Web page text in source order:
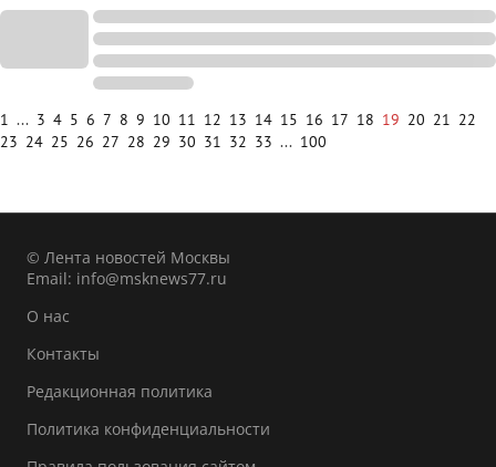
1 ... 3 4 5 6 7 8 9 10 11 12 13 14 15 16 17 18 19 20 21 22
23 24 25 26 27 28 29 30 31 32 33 ... 100
© Лента новостей Москвы
Email: info@msknews77.ru
О нас
Контакты
Редакционная политика
Политика конфиденциальности